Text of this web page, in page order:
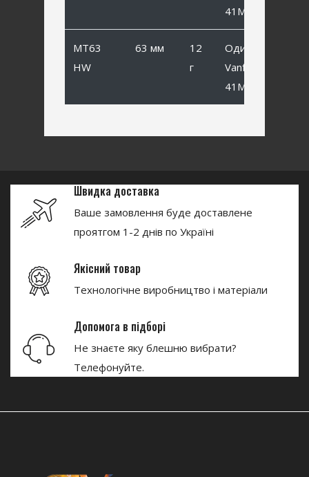
41MB #1
MT63
HW
63 мм
12
г
Одинарный
Vanfook SP-
41MB #1
Швидка доставка
Ваше замовлення буде доставлене
проятгом 1-2 днів по Україні
Якісний товар
Технологічне виробництво і матеріали
Допомога в підборі
Не знаєте яку блешню вибрати?
Телефонуйте.